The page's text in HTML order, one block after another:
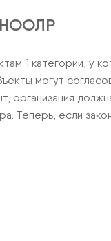
НООЛР
1 категории, у
могут
организация
Теперь, если